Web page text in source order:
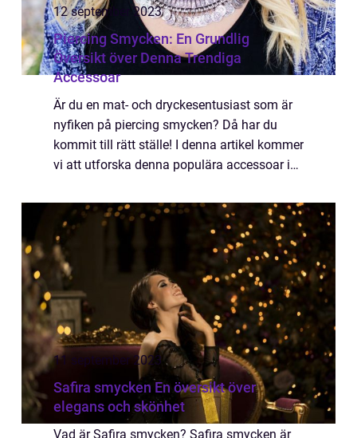
12 september 2023
Piercing Smycken: En Grundlig
Översikt över Denna Trendiga
Accessoar
Är du en mat- och dryckesentusiast som är
nyfiken på piercing smycken? Då har du
kommit till rätt ställe! I denna artikel kommer
vi att utforska denna populära accessoar i
dess olika typer och utforska deras h...
11 september 2023
Safira smycken En översikt över
elegans och skönhet
Vad är Safira smycken? Safira smycken är